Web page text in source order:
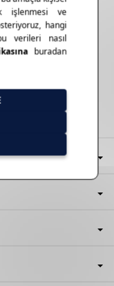
olmak için E-bültenimize